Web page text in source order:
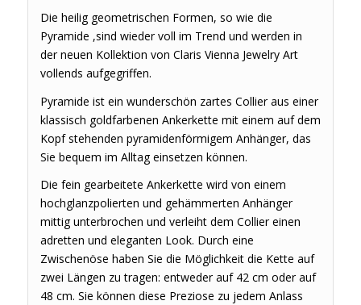
Die heilig geometrischen Formen, so wie die
Pyramide ,sind wieder voll im Trend und werden in
der neuen Kollektion von Claris Vienna Jewelry Art
vollends aufgegriffen.
Pyramide ist ein wunderschön zartes Collier aus einer
klassisch goldfarbenen Ankerkette mit einem auf dem
Kopf stehenden pyramidenförmigem Anhänger, das
Sie bequem im Alltag einsetzen können.
Die fein gearbeitete Ankerkette wird von einem
hochglanzpolierten und gehämmerten Anhänger
mittig unterbrochen und verleiht dem Collier einen
adretten und eleganten Look. Durch eine
Zwischenöse haben Sie die Möglichkeit die Kette auf
zwei Längen zu tragen: entweder auf 42 cm oder auf
48 cm. Sie können diese Preziose zu jedem Anlass